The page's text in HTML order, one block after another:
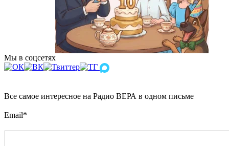
Мы в соцсетях
Все самое интересное на Радио ВЕРА в одном письме
Email*